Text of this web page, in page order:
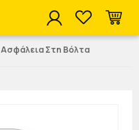
Ασφάλεια Στη Βόλτα